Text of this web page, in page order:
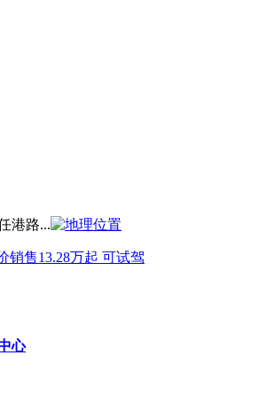
港路...
销售13.28万起 可试驾
心